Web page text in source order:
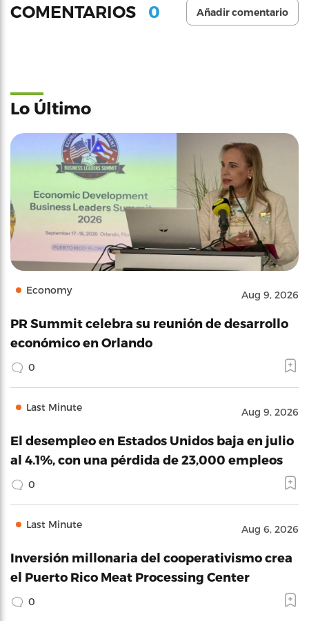
COMENTARIOS 0 Añadir comentario
Lo Último
Economy Aug 9, 2026
PR Summit celebra su reunión de desarrollo
económico en Orlando
0
Last Minute Aug 9, 2026
El desempleo en Estados Unidos baja en julio
al 4.1%, con una pérdida de 23,000 empleos
0
Last Minute Aug 6, 2026
Inversión millonaria del cooperativismo crea
el Puerto Rico Meat Processing Center
0